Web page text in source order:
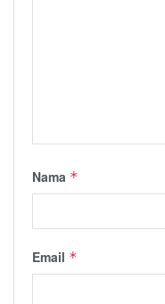
Nama *
Email *